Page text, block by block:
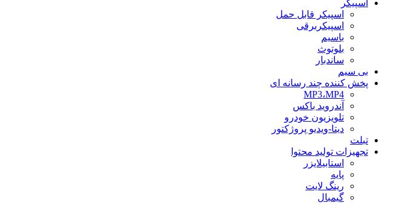
اسپیکر
اسپیکر قابل حمل
اسپیکربرقی
باسیم
بلوتوث
ساندبار
بی سیم
پخش کننده چند رسانه ای
MP3،MP4
آندروید باکس
تلویزیون خودرو
دیتا-ویدیو پروژکتور
تبلت
تجهیزات تولید محتوا
استابیلایزر
پایه
رینگ لایت
گیمبال